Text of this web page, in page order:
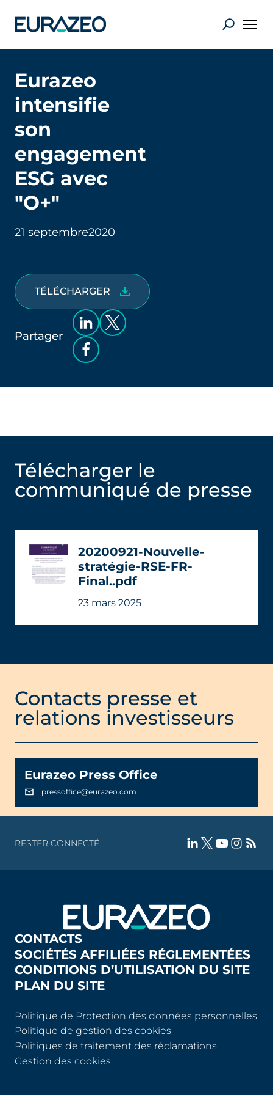
Eurazeo
intensifie
son
engagement
ESG avec
"O+"
21 septembre2020
TÉLÉCHARGER
Partager
Télécharger le
communiqué de presse
20200921-Nouvelle-
stratégie-RSE-FR-
Final..pdf
23 mars 2025
Contacts presse et
relations investisseurs
Eurazeo Press Office
pressoffice@eurazeo.com
RESTER CONNECTÉ
CONTACTS
SOCIÉTÉS AFFILIÉES RÉGLEMENTÉES
CONDITIONS D’UTILISATION DU SITE
PLAN DU SITE
Politique de Protection des données personnelles
Politique de gestion des cookies
Politiques de traitement des réclamations
Gestion des cookies